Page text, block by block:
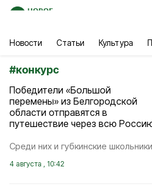
Новости Статьи Культура
#конкурс
Победители «Большой
перемены» из Белгородской
области отправятся в
путешествие через всю
Среди них и губкинские
4 августа , 10:42